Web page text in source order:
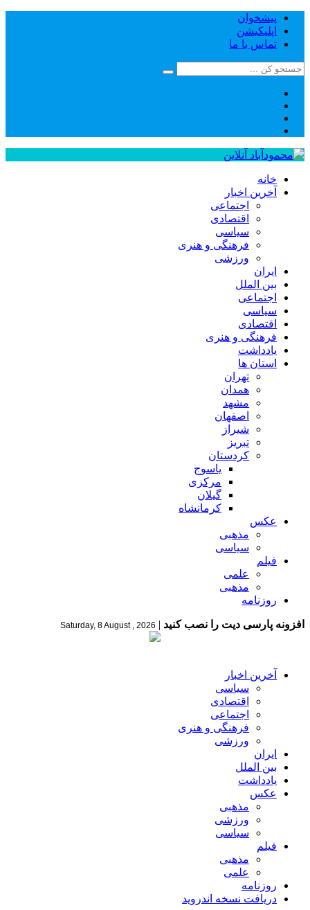
پیشخوان
اپلیکیشن
تماس با ما
خانه
آخرین اخبار
اجتماعی
اقتصادی
سیاسی
فرهنگی و هنری
ورزشی
ایران
بین الملل
اجتماعی
سیاسی
اقتصادی
فرهنگی و هنری
یادداشت
استان ها
تهران
همدان
مشهد
اصفهان
شیراز
تبریز
کردستان
یاسوج
مرکزی
گیلان
کرمانشاه
عکس
مذهبی
سیاسی
فیلم
علمی
مذهبی
روزنامه
افزونه پارسی دیت را نصب کنید |
Saturday, 8 August , 2026
آخرین اخبار
سیاسی
اقتصادی
اجتماعی
فرهنگی و هنری
ورزشی
ایران
بین الملل
یادداشت
عکس
مذهبی
ورزشی
سیاسی
فیلم
مذهبی
علمی
روزنامه
دریافت نسخه اندروید